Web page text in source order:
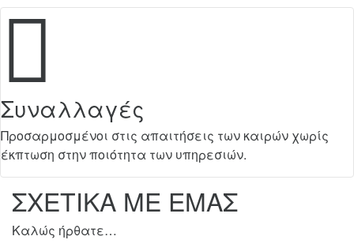
Συναλλαγές
Προσαρμοσμένοι στις απαιτήσεις των καιρών χωρίς
έκπτωση στην ποιότητα των υπηρεσιών.
ΣΧΕΤΙΚΑ ΜΕ ΕΜΑΣ
Καλώς ήρθατε…